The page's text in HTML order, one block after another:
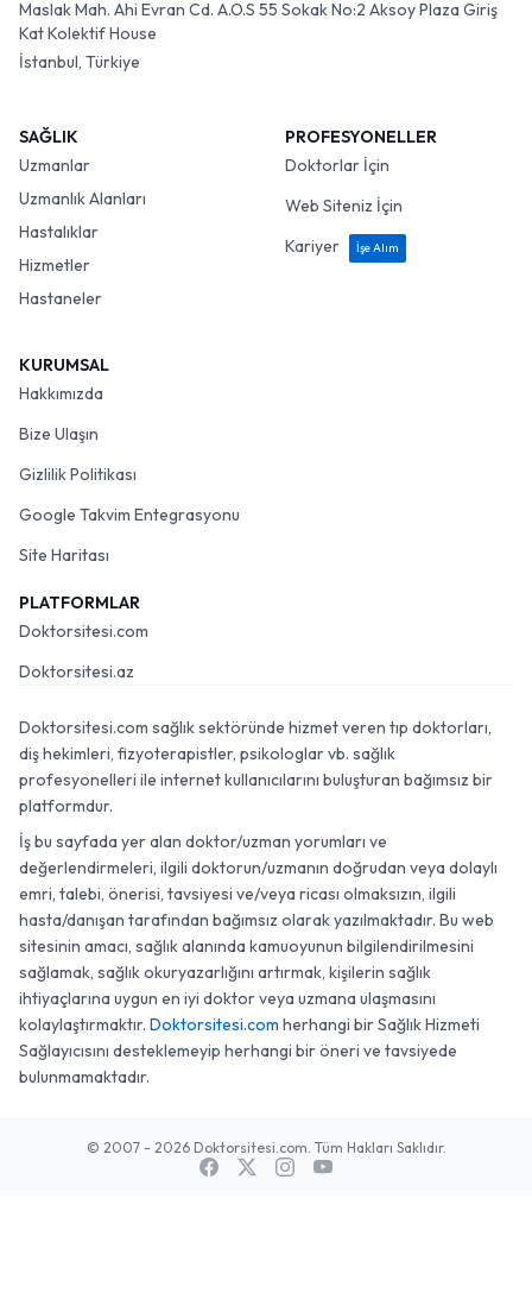
Maslak Mah. Ahi Evran Cd. A.O.S 55 Sokak No:2 Aksoy Plaza Giriş
Kat Kolektif House
İstanbul, Türkiye
SAĞLIK
Uzmanlar
Uzmanlık Alanları
Hastalıklar
Hizmetler
Hastaneler
PROFESYONELLER
Doktorlar İçin
Web Siteniz İçin
Kariyer
İşe Alım
KURUMSAL
Hakkımızda
Bize Ulaşın
Gizlilik Politikası
Google Takvim Entegrasyonu
Site Haritası
PLATFORMLAR
Doktorsitesi.com
Doktorsitesi.az
Doktorsitesi.com sağlık sektöründe hizmet veren tıp doktorları,
diş hekimleri, fizyoterapistler, psikologlar vb. sağlık
profesyonelleri ile internet kullanıcılarını buluşturan bağımsız bir
platformdur.
İş bu sayfada yer alan doktor/uzman yorumları ve
değerlendirmeleri, ilgili doktorun/uzmanın doğrudan veya dolaylı
emri, talebi, önerisi, tavsiyesi ve/veya ricası olmaksızın, ilgili
hasta/danışan tarafından bağımsız olarak yazılmaktadır. Bu web
sitesinin amacı, sağlık alanında kamuoyunun bilgilendirilmesini
sağlamak, sağlık okuryazarlığını artırmak, kişilerin sağlık
ihtiyaçlarına uygun en iyi doktor veya uzmana ulaşmasını
kolaylaştırmaktır. Doktorsitesi.com herhangi bir Sağlık Hizmeti
Sağlayıcısını desteklemeyip herhangi bir öneri ve tavsiyede
bulunmamaktadır.
© 2007 - 2026 Doktorsitesi.com. Tüm Hakları Saklıdır.